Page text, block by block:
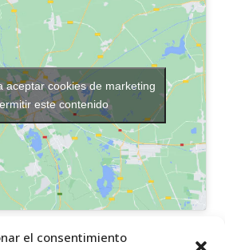
el consentimiento
aceptar cookies de marketing
este contenido
ENLACES